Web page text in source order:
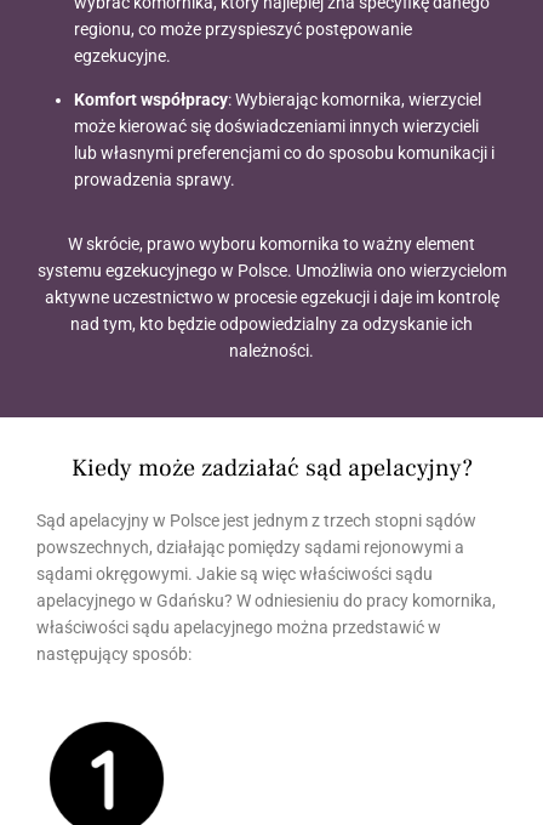
regionu, co może przyspieszyć postępowanie
egzekucyjne.
Komfort współpracy: Wybierając komornika, wierzyciel
może kierować się doświadczeniami innych wierzycieli
lub własnymi preferencjami co do sposobu komunikacji i
prowadzenia sprawy.
W skrócie, prawo wyboru komornika to ważny element
systemu egzekucyjnego w Polsce. Umożliwia ono wierzycielom
aktywne uczestnictwo w procesie egzekucji i daje im kontrolę
nad tym, kto będzie odpowiedzialny za odzyskanie ich
należności.
Kiedy może zadziałać sąd apelacyjny?
Sąd apelacyjny w Polsce jest jednym z trzech stopni sądów
powszechnych, działając pomiędzy sądami rejonowymi a
sądami okręgowymi. Jakie są więc właściwości sądu
apelacyjnego w Gdańsku? W odniesieniu do pracy komornika,
właściwości sądu apelacyjnego można przedstawić w
następujący sposób: